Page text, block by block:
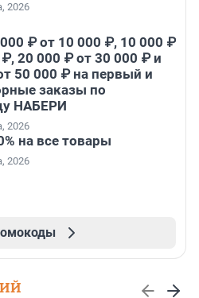
2026
₽ от 10 000 ₽, 10 000 ₽
20 000 ₽ от 30 000 ₽ и
50 000 ₽ на первый и
заказы по
НАБЕРИ
2026
на все товары
2026